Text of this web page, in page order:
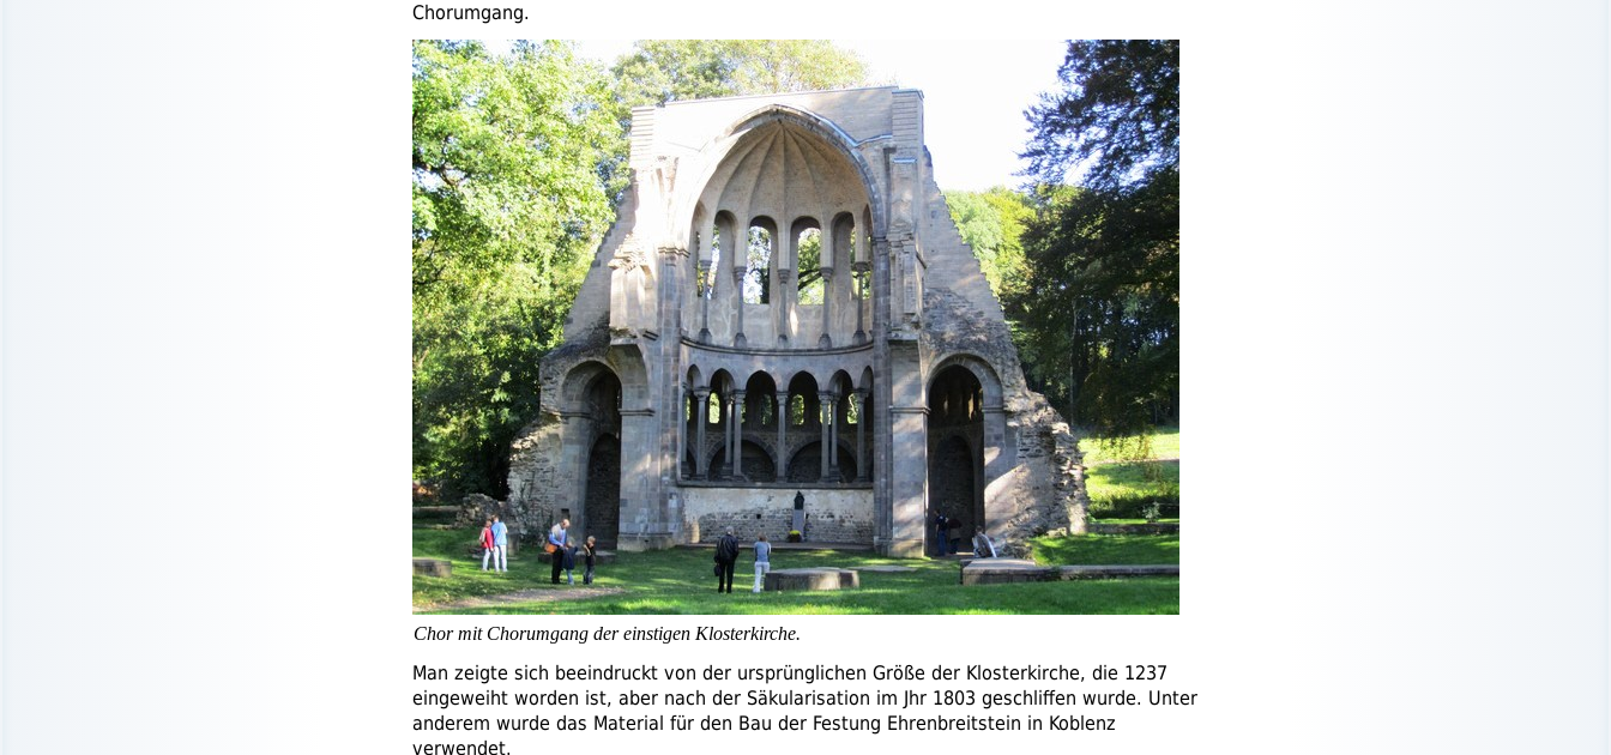
Chorumgang.
Chor mit Chorumgang der einstigen Klosterkirche.
Man zeigte sich beeindruckt von der ursprünglichen Größe der Klosterkirche, die 1237
eingeweiht worden ist, aber nach der Säkularisation im Jhr 1803 geschliffen wurde. Unter
anderem wurde das Material für den Bau der Festung Ehrenbreitstein in Koblenz
verwendet.